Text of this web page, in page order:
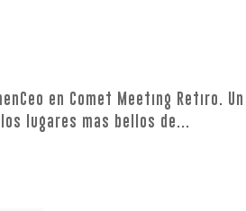
en Comet Meeting Retiro. Un
lugares mas bellos de...